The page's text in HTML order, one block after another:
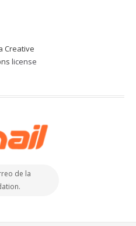
Creative
license
de la